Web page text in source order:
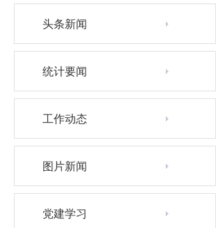
头条新闻
统计要闻
工作动态
图片新闻
党建学习